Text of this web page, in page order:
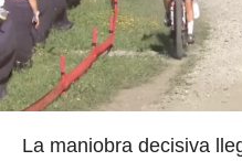
La maniobra decisiva